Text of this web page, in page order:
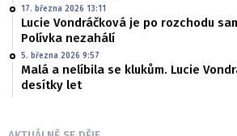
17. března 2026 13:11
Lucie Vondráčková je po rozchodu
Polívka nezahálí
5. března 2026 9:57
Malá a nelíbila se klukům. Lucie
desítky let